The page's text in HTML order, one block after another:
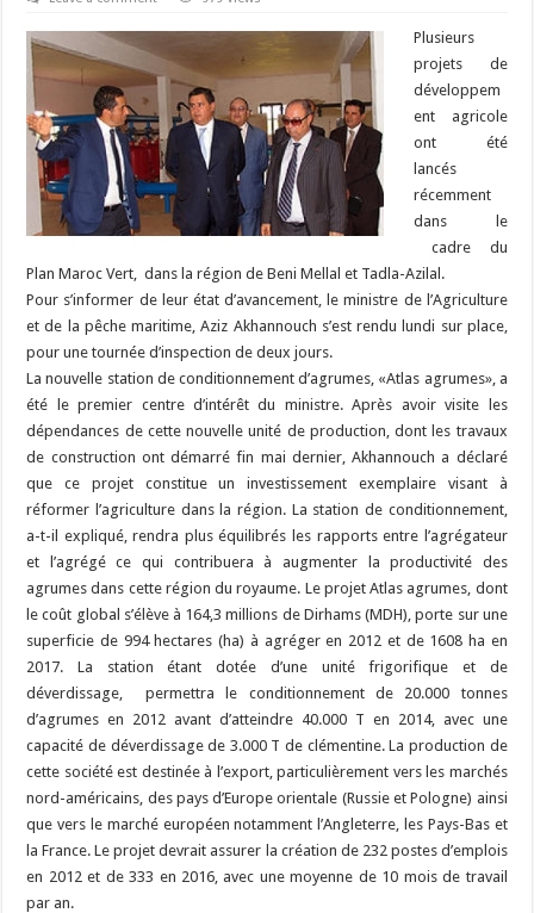
Plusieurs
projets de
développem
ent agricole
ont été
lancés
récemment
dans le
cadre du
Plan Maroc Vert, dans la région de Beni Mellal et Tadla-Azilal.
Pour s’informer de leur état d’avancement, le ministre de l’Agriculture
et de la pêche maritime, Aziz Akhannouch s’est rendu lundi sur place,
pour une tournée d’inspection de deux jours.
La nouvelle station de conditionnement d’agrumes, «Atlas agrumes», a
été le premier centre d’intérêt du ministre. Après avoir visite les
dépendances de cette nouvelle unité de production, dont les travaux
de construction ont démarré fin mai dernier, Akhannouch a déclaré
que ce projet constitue un investissement exemplaire visant à
réformer l’agriculture dans la région. La station de conditionnement,
a-t-il expliqué, rendra plus équilibrés les rapports entre l’agrégateur
et l’agrégé ce qui contribuera à augmenter la productivité des
agrumes dans cette région du royaume. Le projet Atlas agrumes, dont
le coût global s’élève à 164,3 millions de Dirhams (MDH), porte sur une
superficie de 994 hectares (ha) à agréger en 2012 et de 1608 ha en
2017. La station étant dotée d’une unité frigorifique et de
déverdissage, permettra le conditionnement de 20.000 tonnes
d’agrumes en 2012 avant d’atteindre 40.000 T en 2014, avec une
capacité de déverdissage de 3.000 T de clémentine. La production de
cette société est destinée à l’export, particulièrement vers les marchés
nord-américains, des pays d’Europe orientale (Russie et Pologne) ainsi
que vers le marché européen notamment l’Angleterre, les Pays-Bas et
la France. Le projet devrait assurer la création de 232 postes d’emplois
en 2012 et de 333 en 2016, avec une moyenne de 10 mois de travail
par an.